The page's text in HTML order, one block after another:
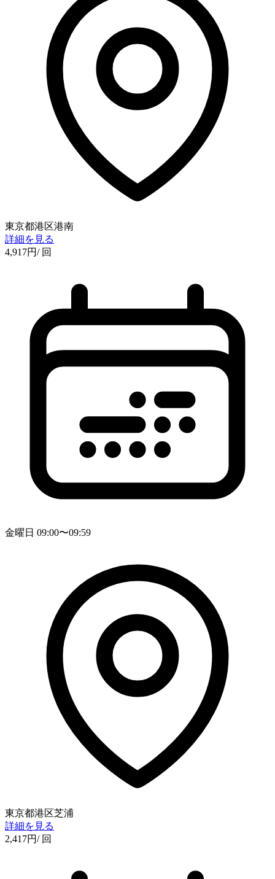
東京都港区港南
詳細を見る
4,917円/ 回
金曜日 09:00〜09:59
東京都港区芝浦
詳細を見る
2,417円/ 回